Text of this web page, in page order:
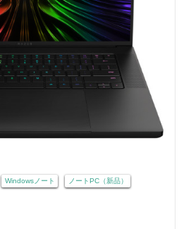
Windowsノート ノートPC（新品）